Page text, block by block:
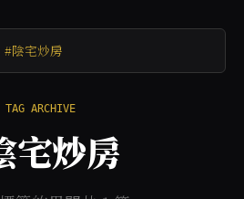
#陰宅炒房
TAG ARCHIVE
宅炒房